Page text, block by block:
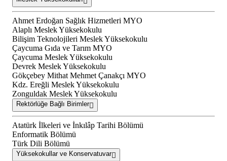
Ahmet Erdoğan Sağlık Hizmetleri MYO
Alaplı Meslek Yüksekokulu
Bilişim Teknolojileri Meslek Yüksekokulu
Çaycuma Gıda ve Tarım MYO
Çaycuma Meslek Yüksekokulu
Devrek Meslek Yüksekokulu
Gökçebey Mithat Mehmet Çanakçı MYO
Kdz. Ereğli Meslek Yüksekokulu
Zonguldak Meslek Yüksekokulu
Rektörlüğe Bağlı Birimler
Atatürk İlkeleri ve İnkılâp Tarihi Bölümü
Enformatik Bölümü
Türk Dili Bölümü
Yüksekokullar ve Konservatuvar